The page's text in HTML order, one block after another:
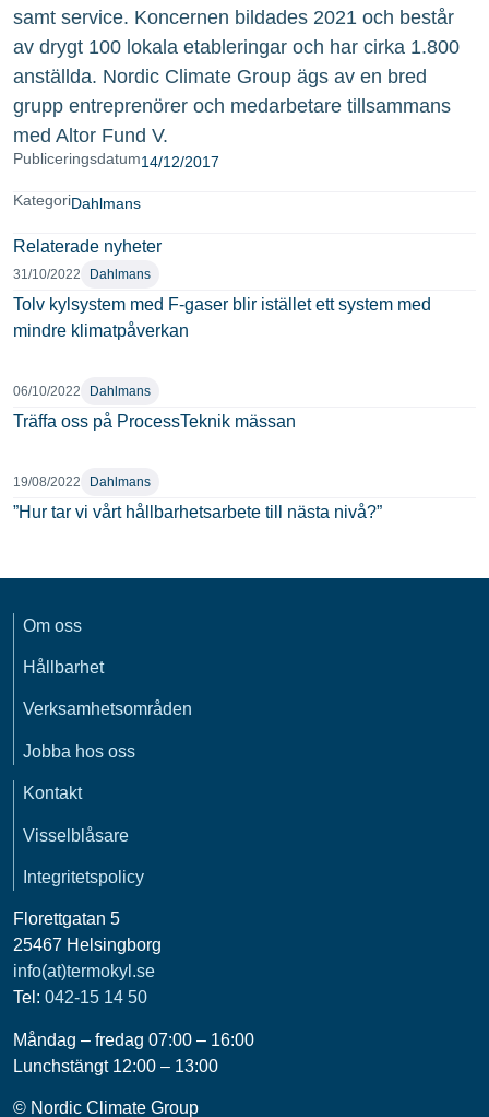
Publiceringsdatum14/12/2017
KategoriDahlmans
Relaterade nyheter
31/10/2022 Dahlmans
Tolv kylsystem med F-gaser blir istället ett system med
mindre klimatpåverkan
06/10/2022 Dahlmans
Träffa oss på ProcessTeknik mässan
19/08/2022 Dahlmans
”Hur tar vi vårt hållbarhetsarbete till nästa nivå?”
samt service. Koncernen bildades 2021 och består
av drygt 100 lokala etableringar och har cirka 1.800
anställda. Nordic Climate Group ägs av en bred
grupp entreprenörer och medarbetare tillsammans
med Altor Fund V.
Om oss
Hållbarhet
Verksamhetsområden
Jobba hos oss
Kontakt
Visselblåsare
Integritetspolicy
Florettgatan 5
25467 Helsingborg
info(at)termokyl.se
Tel: 042-15 14 50
Måndag – fredag 07:00 – 16:00
Lunchstängt 12:00 – 13:00
© Nordic Climate Group